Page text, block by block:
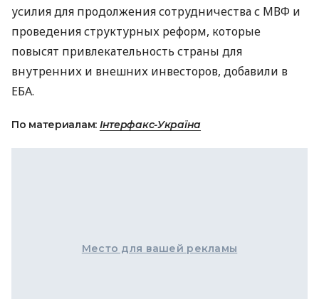
усилия для продолжения сотрудничества с МВФ и
проведения структурных реформ, которые
повысят привлекательность страны для
внутренних и внешних инвесторов, добавили в
ЕБА.
По материалам: Інтерфакс-Україна
Место для вашей рекламы